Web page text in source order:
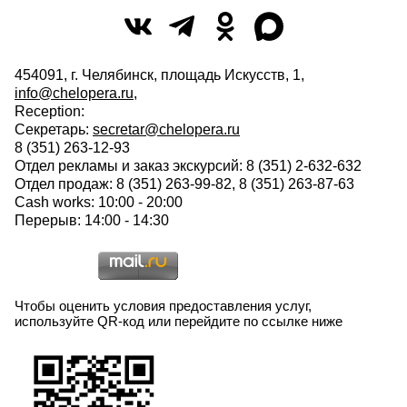
454091, г. Челябинск, площадь Искусств, 1,
info@chelopera.ru,
Reception:
Секретарь: secretar@chelopera.ru
8 (351) 263-12-93
Отдел рекламы и заказ экскурсий: 8 (351) 2-632-632
Отдел продаж: 8 (351) 263-99-82, 8 (351) 263-87-63
Cash works: 10:00 - 20:00
Перерыв: 14:00 - 14:30
Чтобы оценить условия предоставления услуг,
используйте QR-код или перейдите по ссылке ниже